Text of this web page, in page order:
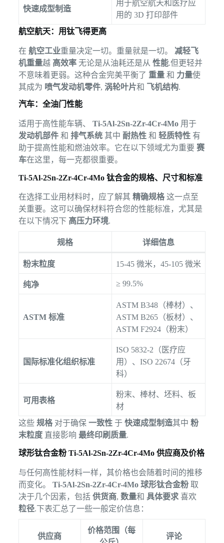
快速成型制造
用于航空航天和医疗应
用的 3D 打印部件
航空航天：用钛飞得更高
在 航空工业重量决定一切。重量就是一切。 减轻飞
机重量越 高效率无论是从油耗还是从 性能.但更轻并
不意味着更弱。这种合金完美平衡了 重量和 力量使
其成为 喷气发动机零件, 涡轮叶片和 飞机结构.
汽车：全油门性能
适用于高性能车辆、 Ti-5Al-2Sn-2Zr-4Cr-4Mo用于
发动机部件和 排气系统其中 耐热性和 轻质特性有
助于提高性能和燃油效率。它在以下领域尤为重要 赛
车在这里，每一克都很重要。
Ti-5Al-2Sn-2Zr-4Cr-4Mo 钛合金的规格、尺寸和标准
在选择工业用材料时，应了解其 精确规格这一点至
关重要。这可以确保材料符合您的性能标准，尤其是
在以下情况下 高压力环境.
规格 详细信息
粉末粒度 15-45 微米，45-105 微米
纯净 ≥ 99.5%
ASTM 标准
ASTM B348（棒材）、
ASTM B265（板材）、
ASTM F2924（粉末）
国际标准化组织标准
ISO 5832-2（医疗应
用）、ISO 22674（牙
科）
可用表格
粉末、棒材、坯料、板
材
这些 规格对于确保 一致性于 快速成型制造其中 粉
末粒度直接影响 最终印刷质量.
球形钛合金粉 Ti-5Al-2Sn-2Zr-4Cr-4Mo 供应商及价格
与任何高性能材料一样，其价格也会随着时间的推移
而变化。 Ti-5Al-2Sn-2Zr-4Cr-4Mo 球形钛合金粉取
决于几个因素，包括 供货商, 数量和 具体要求喜欢
粒径.下表汇总了一些一般定价信息：
供应商
价格范围（每
评论